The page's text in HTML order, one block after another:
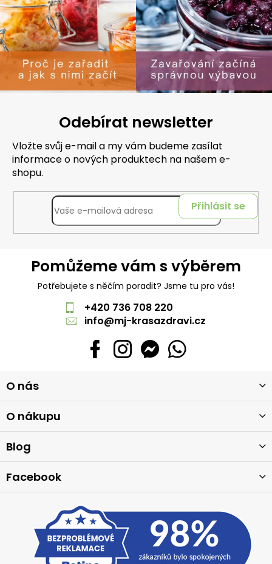
Odebírat newsletter
Vložte svůj e-mail a my vám budeme zasílat
informace o nových produktech na našem e-
shopu.
Přihlásit se
Pomůžeme vám s výběrem
Potřebujete s něčím poradit? Jsme tu pro vás!
+420 736 708 220
info@mj-krasazdravi.cz
á
p
a
t
O nás
O nákupu
Blog
Facebook